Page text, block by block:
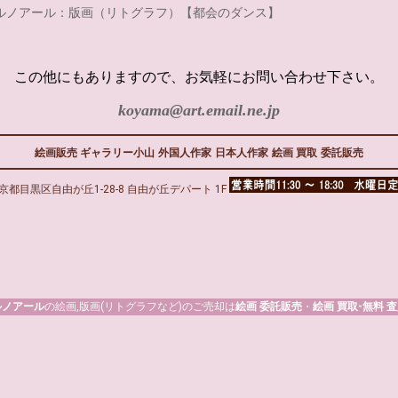
ノアール：版画（リトグラフ）【都会のダンス】
この他にもありますので、お気軽にお問い合わせ下さい。
koyama@art.email.ne.jp
絵画販売 ギャラリー小山 外国人作家 日本人作家 絵画 買取 委託販売
都目黒区自由が丘1-28-8 自由が丘デパート 1F
アールの絵画,版画(リトグラフなど)のご売却は絵画 委託販売・ 絵画 買取-無料